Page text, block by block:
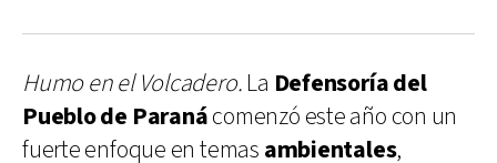
Humo en el Volcadero.La Defensoría del
Pueblo de Paranácomenzó este año con un
fuerte enfoque en temas ambientales,